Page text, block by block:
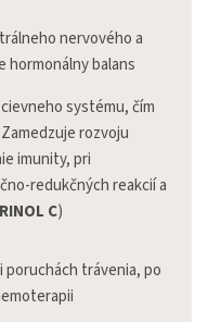
nervového a
hormonálny balans
systému, čím
rozvoju
imunity, pri
redukčných reakcií a
C)
poruchách trávenia, po